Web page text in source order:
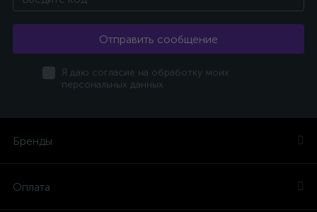
Отправить сообщение
Я даю согласие на обработку моих
персональных данных
Бренды
Оплата